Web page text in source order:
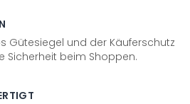
Gütesiegel und der Käuferschutz
Sicherheit beim Shoppen.